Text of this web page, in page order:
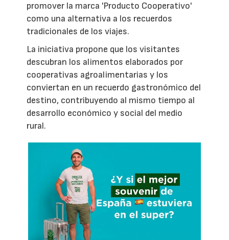
promover la marca 'Producto Cooperativo'
como una alternativa a los recuerdos
tradicionales de los viajes.
La iniciativa propone que los visitantes
descubran los alimentos elaborados por
cooperativas agroalimentarias y los
conviertan en un recuerdo gastronómico del
destino, contribuyendo al mismo tiempo al
desarrollo económico y social del medio
rural.